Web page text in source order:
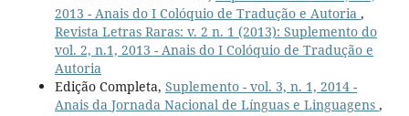
2013 - Anais do I Colóquio de Tradução e Autoria ,
Revista Letras Raras: v. 2 n. 1 (2013): Suplemento do
vol. 2, n.1, 2013 - Anais do I Colóquio de Tradução e
Autoria
Edição Completa, Suplemento - vol. 3, n. 1, 2014 -
Anais da Jornada Nacional de Línguas e Linguagens ,